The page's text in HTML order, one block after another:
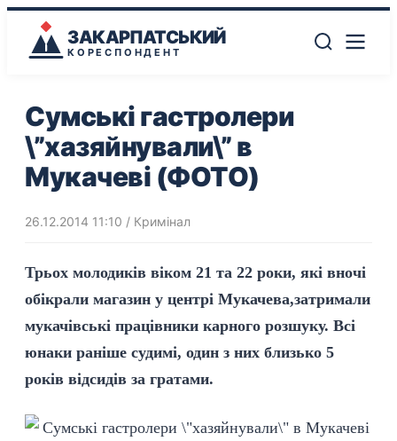
ЗАКАРПАТСЬКИЙ
КОРЕСПОНДЕНТ
Сумські гастролери
\”хазяйнували\” в
Мукачеві (ФОТО)
26.12.2014 11:10 / Кримінал
Трьох молодиків віком 21 та 22 роки, які вночі
обікрали магазин у центрі Мукачева,затримали
мукачівські працівники карного розшуку. Всі
юнаки раніше судимі, один з них близько 5
років відсидів за гратами.